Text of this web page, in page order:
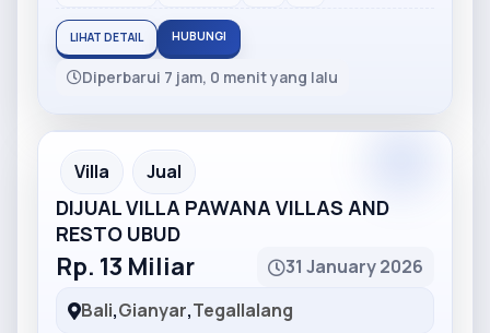
LIHAT DETAIL HUBUNGI
Diperbarui 7 jam, 0 menit yang lalu
Partner Ad
Villa Jual
DIJUAL VILLA PAWANA VILLAS AND
RESTO UBUD
Rp. 13 Miliar
31 January 2026
Bali,Gianyar,Tegallalang